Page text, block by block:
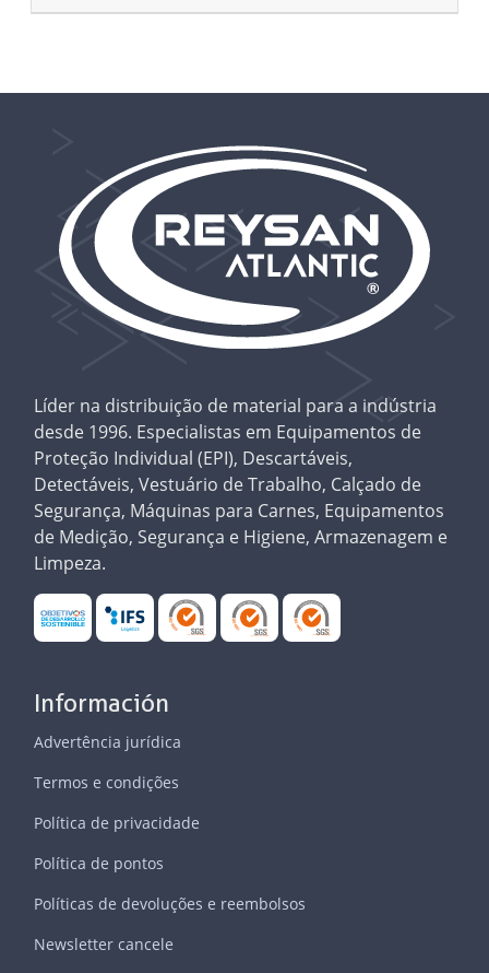
Líder na distribuição de material para a indústria
desde 1996. Especialistas em Equipamentos de
Proteção Individual (EPI), Descartáveis,
Detectáveis, Vestuário de Trabalho, Calçado de
Segurança, Máquinas para Carnes, Equipamentos
de Medição, Segurança e Higiene, Armazenagem e
Limpeza.
Información
Advertência jurídica
Termos e condições
Política de privacidade
Política de pontos
Políticas de devoluções e reembolsos
Newsletter cancele